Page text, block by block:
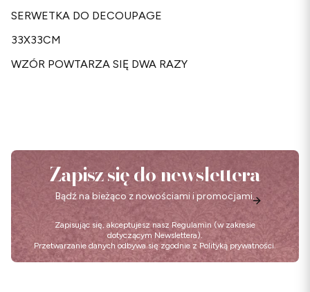
SERWETKA DO DECOUPAGE
33X33CM
WZÓR POWTARZA SIĘ DWA RAZY
Zapisz się do newslettera
Bądź na bieżąco z nowościami i promocjami.
Zapisując się, akceptujesz nasz Regulamin (w zakresie
dotyczącym Newslettera).
Przetwarzanie danych odbywa się zgodnie z Polityką prywatności.